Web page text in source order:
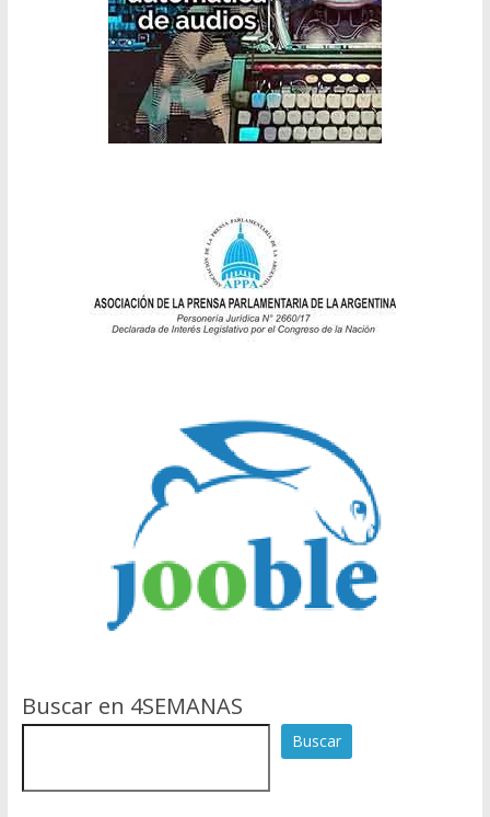
Buscar en 4SEMANAS
Buscar